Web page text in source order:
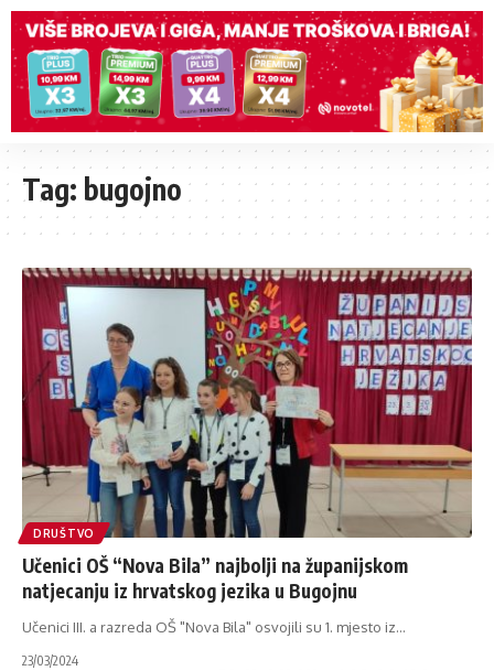
Tag: bugojno
DRUŠTVO
Učenici OŠ “Nova Bila” najbolji na županijskom
natjecanju iz hrvatskog jezika u Bugojnu
Učenici III. a razreda OŠ "Nova Bila" osvojili su 1. mjesto iz…
23/03/2024